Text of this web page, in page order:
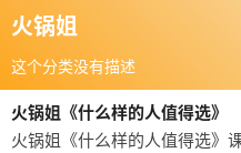
火锅姐
这个分类没有描述
火锅姐《什么样的人值得选》
火锅姐《什么样的人值得选》